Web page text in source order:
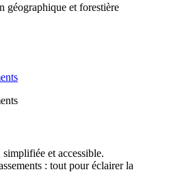
géographique et forestière
et accessible.
: tout pour éclairer la